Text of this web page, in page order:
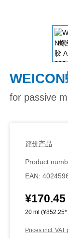
for passive
评价产品
Product
EAN:
Regular price:
¥170.45
20 ml
Prices incl.